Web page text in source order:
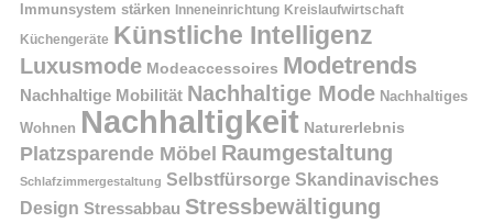
Immunsystem stärken Inneneinrichtung Kreislaufwirtschaft
Küchengeräte Künstliche Intelligenz
Luxusmode Modeaccessoires Modetrends
Nachhaltige Mobilität Nachhaltige Mode Nachhaltiges
Wohnen Nachhaltigkeit Naturerlebnis
Platzsparende Möbel Raumgestaltung
Schlafzimmergestaltung Selbstfürsorge Skandinavisches
Design Stressabbau Stressbewältigung